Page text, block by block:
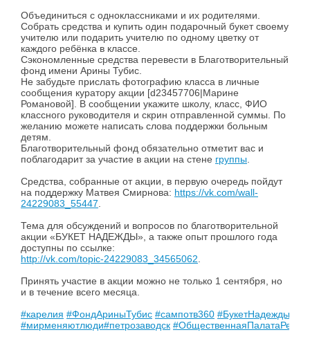
Объединиться с одноклассниками и их родителями.
Собрать средства и купить один подарочный букет своему
учителю или подарить учителю по одному цветку от
каждого ребёнка в классе.
Сэкономленные средства перевести в Благотворительный
фонд имени Арины Тубис.
Не забудьте прислать фотографию класса в личные
сообщения куратору акции [d23457706|Марине
Романовой]. В сообщении укажите школу, класс, ФИО
классного руководителя и скрин отправленной суммы. По
желанию можете написать слова поддержки больным
детям.
Благотворительный фонд обязательно отметит вас и
поблагодарит за участие в акции на стене группы
Средства, собранные от акции, в первую очередь пойдут
на поддержку Матвея Смирнова: https://vk.com/wall-
24229083_55447
Тема для обсуждений и вопросов по благотворительной
акции «БУКЕТ НАДЕЖДЫ», а также опыт прошлого года
доступны по ссылке:
http://vk.com/topic-24229083_34565062
Принять участие в акции можно не только 1 сентября, но
и в течение всего месяца.
#карелия #ФондАриныТубис #сампотв360 #БукетНадежды
#мирменяютлюди#петрозаводск